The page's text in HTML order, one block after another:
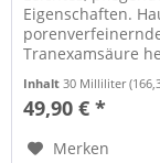
Eigenschaften.
Tranexamsäure
Inhalt 30 Milliliter
49,90 € *
Merken